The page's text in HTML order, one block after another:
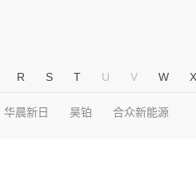
R S T U V W X
华晨新日 昊铂 合众新能源